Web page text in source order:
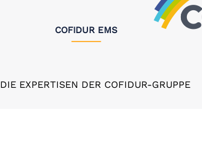
COFIDUR EMS
DIE EXPERTISEN DER COFIDUR-GRUPPE